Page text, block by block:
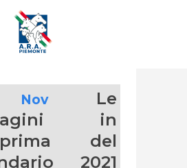
Le
in
del
2021